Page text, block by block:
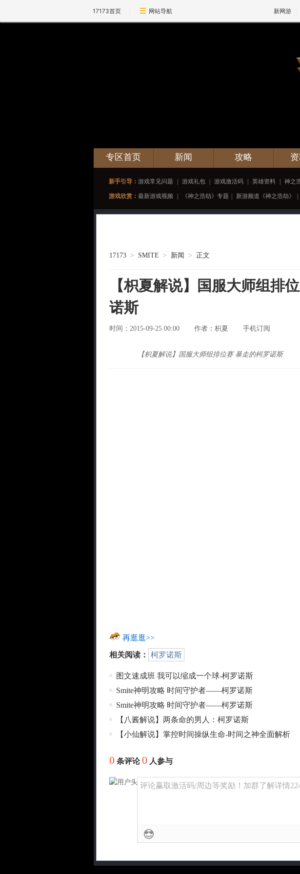
17173首页 网站导航 新网游
专区首页 新闻 攻略
新手引导： 游戏常见问题 游戏礼包 游戏激活码 英雄资料 神之
游戏欣赏： 最新游戏视频 《神之浩劫》专题 新游频道《神之浩劫》
17173 > SMITE > 新闻 > 正文
【枳夏解说】国服大师组排
诺斯
时间：2015-09-25 00:00 作者： 枳夏 手机订阅
【枳夏解说】国服大师组排位赛 暴走的柯罗诺斯
再逛逛>>
相关阅读： 柯罗诺斯
图文速成班 我可以缩成一个球-柯罗诺斯
Smite神明攻略 时间守护者——柯罗诺斯
Smite神明攻略 时间守护者——柯罗诺斯
【八酱解说】两条命的男人：柯罗诺斯
【小仙解说】掌控时间操纵生命-时间之神全面解析
0 条评论0 人参与
评论赢取激活码/周边等奖励！加群了解详情